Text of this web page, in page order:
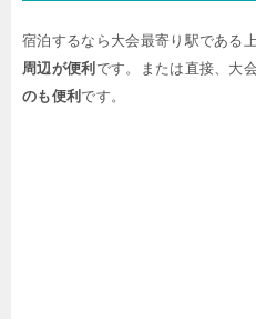
宿泊するなら大会最寄り駅である
周辺が便利 です。または直接、大
のも便利です。